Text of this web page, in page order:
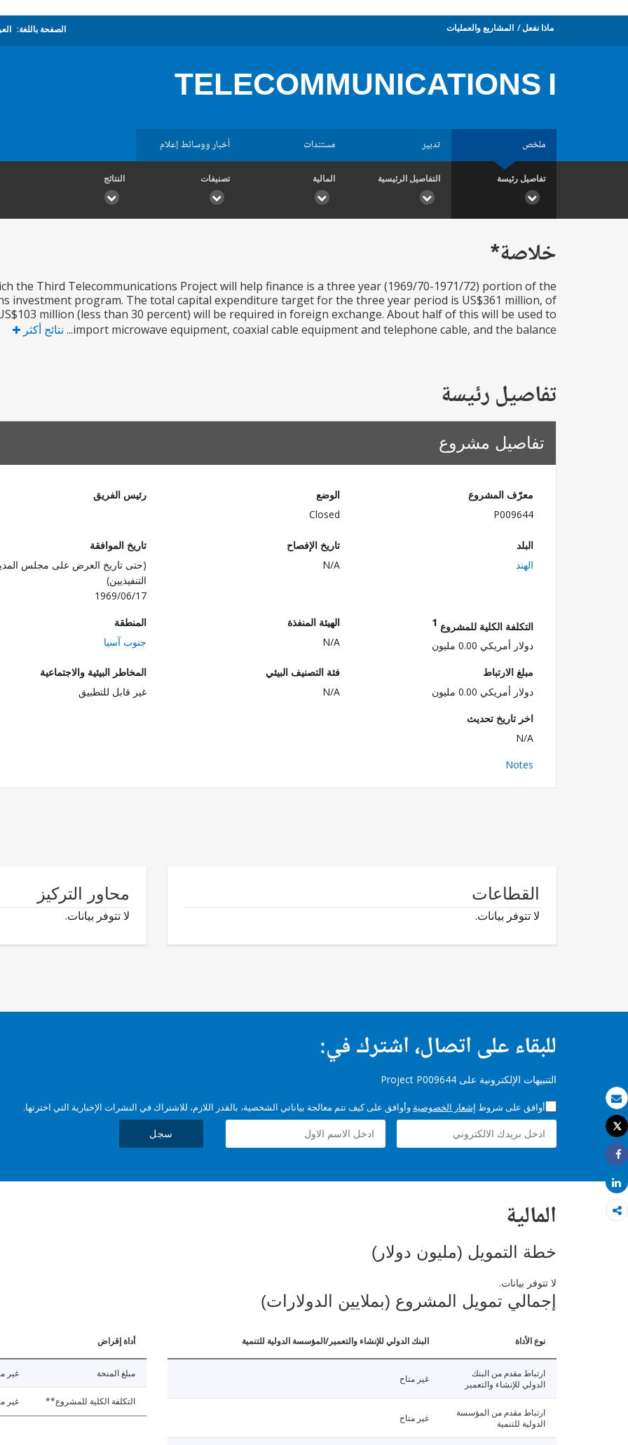
بريد الكتروني
طباعة
Tweet
Share
Share
ماذا نفعل المشاريع والعمليات الصفحة باللغة:
TELECOMMUNICATIONS I
ملخص تدبير مستندات أخبار ووسائط إعلام
تفاصيل رئيسة التفاصيل الرئيسية المالية تصنيفات النتائج
خلاصة*
the Third Telecommunications Project will help finance is a three year (1969/70-1971/72) portion of the
investment program. The total capital expenditure target for the three year period is US$361 million, of
million (less than 30 percent) will be required in foreign exchange. About half of this will be used to
import microwave equipment, coaxial cable equipment and telephone cable, and the balance...
نتائج أكثر
تفاصيل رئيسة
تفاصيل مشروع
معرّف المشروع
P009644
الوضع
Closed
رئيس الفريق
البلد
الهند
تاريخ الإفصاح
N/A
تاريخ الموافقة
(حتى تاريخ العرض على مجلس
التنفيذيين)
1969/06/17
التكلفة الكلية للمشروع 1
دولار أمريكي 0.00 مليون
الهيئة المنفذة
N/A
المنطقة
جنوب آسيا
مبلغ الارتباط
دولار أمريكي 0.00 مليون
فئة التصنيف البيئي
N/A
المخاطر البيئية والاجتماعية
غير قابل للتطبيق
اخر تاريخ تحديث
N/A
Notes
القطاعات
لا تتوفر بيانات.
محاور التركيز
لا تتوفر بيانات.
للبقاء على اتصال، اشترك في:
التنبيهات الإلكترونية على Project P009644
أوافق على شروط إشعار الخصوصية وأوافق على كيف تتم معالجة بياناتي الشخصية، بالقدر اللازم، للاشتراك في النشرات الإخبارية التي اخترتها.
سجل
المالية
خطة التمويل (مليون دولار)
لا تتوفر بيانات.
إجمالي تمويل المشروع (بملايين الدولارات)
نوع الأداة البنك الدولي للإنشاء والتعمير/المؤسسة الدولية للتنمية
ارتباط مقدم من البنك
الدولي للإنشاء والتعمير
غير متاح
ارتباط مقدم من المؤسسة
الدولية للتنمية
غير متاح
أداة إقراض
مبلغ المنحة غير
التكلفة الكلية للمشروع** غير